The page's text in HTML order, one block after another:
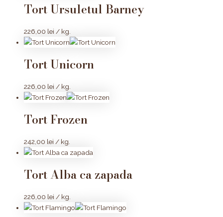
Tort Ursuletul Barney
226,00 lei / kg.
Tort Unicorn
226,00 lei / kg.
Tort Frozen
242,00 lei / kg.
Tort Alba ca zapada
226,00 lei / kg.